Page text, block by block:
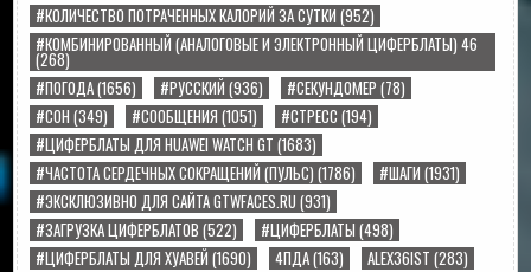
#КОЛИЧЕСТВО ПОТРАЧЕННЫХ КАЛОРИЙ ЗА СУТКИ (952)
#КОМБИНИРОВАННЫЙ (АНАЛОГОВЫЕ И ЭЛЕКТРОННЫЙ ЦИФЕРБЛАТЫ) 46
(268)
#ПОГОДА(1656) #РУССКИЙ (936) #СЕКУНДОМЕР (78)
#СОН (349) #СООБЩЕНИЯ (1051) #СТРЕСС (194)
#ЦИФЕРБЛАТЫ ДЛЯ HUAWEI WATCH GT (1683)
#ЧАСТОТА СЕРДЕЧНЫХ СОКРАЩЕНИЙ (ПУЛЬС) (1786) #ШАГИ (1931)
#ЭКСКЛЮЗИВНО ДЛЯ САЙТА GTWFACES.RU (931)
#ЗАГРУЗКА ЦИФЕРБЛАТОВ (522) #ЦИФЕРБЛАТЫ (498)
#ЦИФЕРБЛАТЫ ДЛЯ ХУАВЕЙ (1690) 4ПДА(163) ALEX36IST (283)